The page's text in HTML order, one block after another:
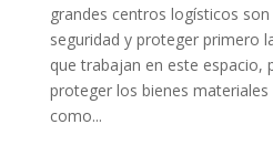
grandes centros logísticos
seguridad y proteger primero
que trabajan en este espacio,
proteger los bienes
como...